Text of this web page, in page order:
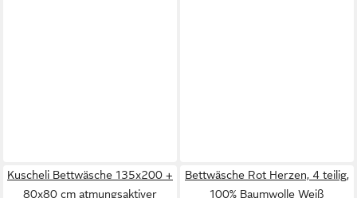
Kuscheli Bettwäsche 135x200 +
80x80 cm atmungsaktiver
Bettwäsche Rot Herzen, 4 teilig,
100% Baumwolle Weiß